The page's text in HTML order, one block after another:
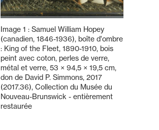
Image 1 : Samuel William Hopey
(canadien, 1846-1936), boîte d'ombre
: King of the Fleet, 1890-1910, bois
peint avec coton, perles de verre,
métal et verre, 53 × 94,5 × 19,5 cm,
don de David P. Simmons, 2017
(2017.36), Collection du Musée du
Nouveau-Brunswick - entièrement
restaurée